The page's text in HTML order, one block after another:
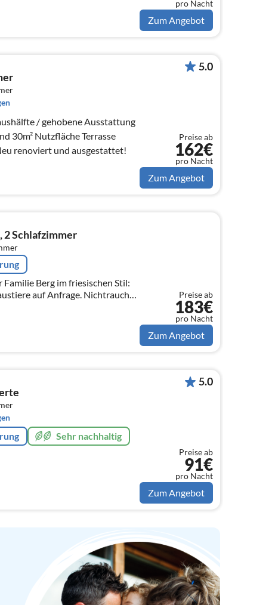
pro Nacht
Zum Angebot
/ gehobene Ausstattung
30m² Nutzfläche Terrasse
renoviert und ausgestattet!
5.0
Preise ab
162€
pro Nacht
Zum Angebot
2 Schlafzimmer
Berg im friesischen Stil:
auf Anfrage. Nichtraucher,
große Küche, 2019
Preise ab
183€
pro Nacht
Zum Angebot
Sehr nachhaltig
5.0
Preise ab
91€
pro Nacht
Zum Angebot